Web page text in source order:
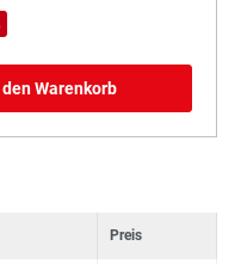
den Warenkorb
Preis